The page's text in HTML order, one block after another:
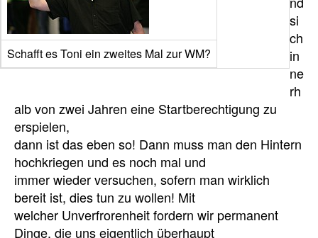
Schafft es Toni ein zweites Mal zur WM?
si
ch
in
ne
rh
alb von zwei Jahren eine Startberechtigung zu
erspielen,
dann ist das eben so! Dann muss man den Hintern
hochkriegen und es noch mal und
immer wieder versuchen, sofern man wirklich
bereit ist, dies tun zu wollen! Mit
welcher Unverfrorenheit fordern wir permanent
Dinge, die uns eigentlich überhaupt